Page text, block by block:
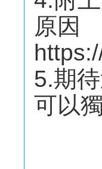
原因
5.期
可以